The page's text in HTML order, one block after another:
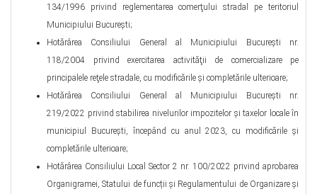
134/1996 privind reglementarea comerţului stradal pe teritoriul
Municipiului Bucureşti;
Hotărârea Consiliului General al Municipiului Bucureşti nr.
118/2004 privind exercitarea activităţii de comercializare pe
principalele reţele stradale, cu modificările şi completările ulterioare;
Hotărârea Consiliului General al Municipiului Bucureşti nr.
219/2022 privind stabilirea nivelurilor impozitelor şi taxelor locale în
municipiul Bucureşti, începând cu anul 2023, cu modificările şi
completările ulterioare;
Hotărârea Consiliului Local Sector 2 nr. 100/2022 privind aprobarea
Organigramei, Statului de funcții și Regulamentului de Organizare și